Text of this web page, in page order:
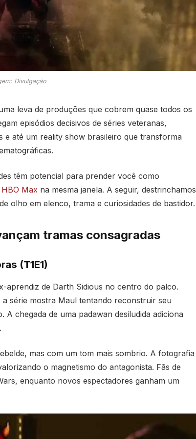
Divulgação
leva de produções que cobrem quase todos os
episódios decisivos de séries veteranas,
e até um reality show brasileiro que transforma
têm potencial para prender você como
Maxna mesma janela. A seguir, destrinchamos
olho em elenco, trama e curiosidades de bastidor.
tramas consagradas
(T1E1)
aprendiz de Darth Sidious no centro do palco.
série mostra Maul tentando reconstruir seu
chegada de uma padawan desiludida adiciona
mas com um tom mais sombrio. A fotografia
o magnetismo do antagonista. Fãs de
enquanto novos espectadores ganham um